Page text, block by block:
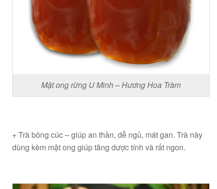
Mật ong rừng U Minh – Hương Hoa Tràm
+ Trà bông cúc – giúp an thần, dễ ngủ, mát gan. Trà này
dùng kèm mật ong giúp tăng dược tính và rất ngon.